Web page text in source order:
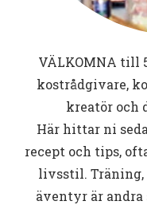
VÄLKOMNA till
kostrådgivare,
kreatör och
Här hittar ni
recept och tips,
livsstil. Träning,
äventyr är andra